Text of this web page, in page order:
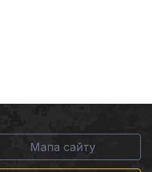
Мапа сайту